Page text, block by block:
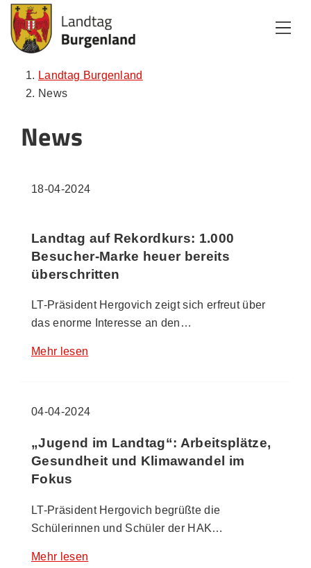
Zum Inhalt
Zum Menü
Zur Suche
Landtag Burgenland
News
News
18-04-2024
Landtag auf Rekordkurs: 1.000
Besucher-Marke heuer bereits
überschritten
LT-Präsident Hergovich zeigt sich erfreut über
das enorme Interesse an den…
Mehr lesen
04-04-2024
„Jugend im Landtag“: Arbeitsplätze,
Gesundheit und Klimawandel im
Fokus
LT-Präsident Hergovich begrüßte die
Schülerinnen und Schüler der HAK…
Mehr lesen